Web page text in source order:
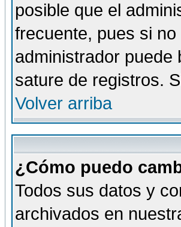
posible que el
frecuente, pues si
administrador puede
sature de registros.
Volver arriba
¿Cómo puedo
Todos sus datos y
archivados en